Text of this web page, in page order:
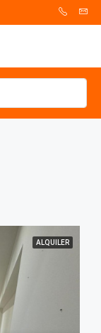
ALQUILER